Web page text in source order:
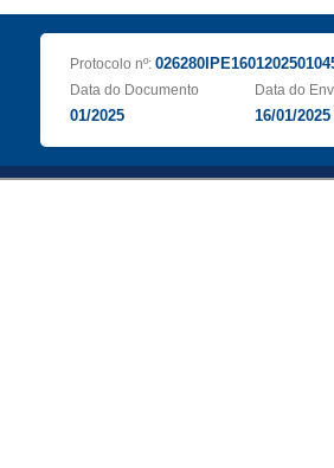
Protocolo nº:
Data do Documento
01/2025
Data do
16/01/